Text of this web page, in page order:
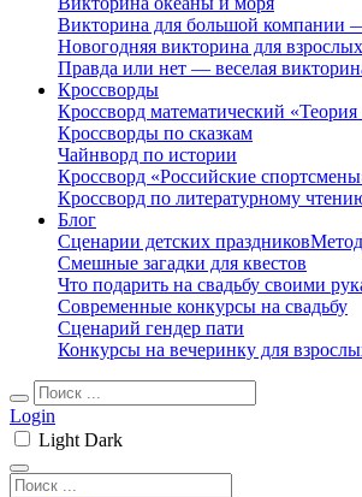
Викторина для большой компании
Новогодняя викторина для
Правда или нет — веселая
Кроссворды
Кроссворд математический
Кроссворды по сказкам
Чайнворд по истории
Кроссворд «Российские
Кроссворд по литературному
Блог
Сценарии детских праздников
Смешные загадки для квестов
Что подарить на свадьбу своими
Современные конкурсы на свадьбу
Сценарий гендер пати
Конкурсы на вечеринку для
Login
Light Dark